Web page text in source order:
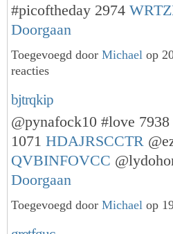
#picoftheday 2974
Doorgaan
Toegevoegd door Michael op
reacties
bjtrqkip
@pynafock10 #love 7938
1071 HDAJRSCCTR
QVBINFOVCC
Doorgaan
Toegevoegd door Michael op